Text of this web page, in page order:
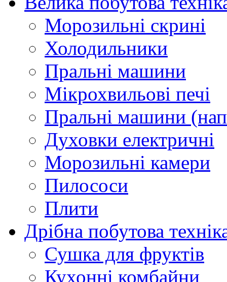
Морозильні скрині
Холодильники
Пральні машини
Мікрохвильові печі
Пральні машини
Духовки електричні
Морозильні камери
Пилососи
Плити
Дрібна побутова
Сушка для фруктів
Кухонні комбайни